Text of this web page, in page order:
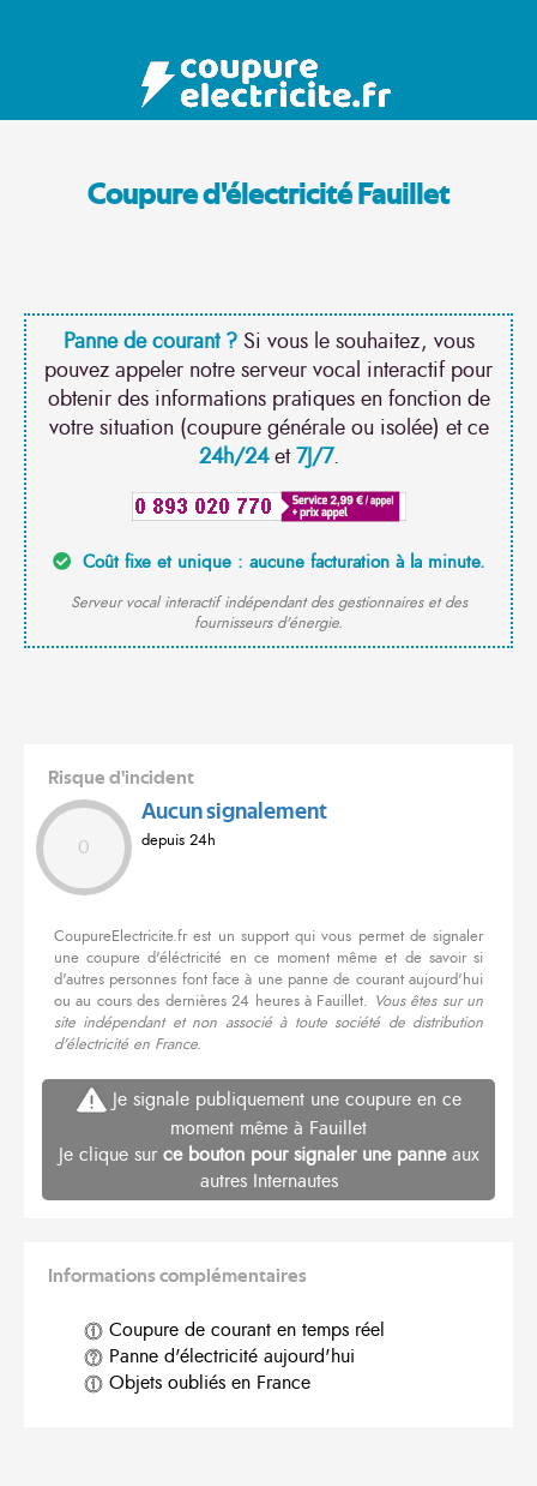
Coupure d'électricité Fauillet
Panne de courant ?Si vous le souhaitez, vous
pouvez appeler notre serveur vocal interactif pour
obtenir des informations pratiques en fonction de
votre situation (coupure générale ou isolée) et ce
24h/24et7J/7.
Coût fixe et unique : aucune facturation à la minute.
Serveur vocal interactif indépendant des gestionnaires et des
fournisseurs d'énergie.
Risque d'incident
0
Aucun signalement
depuis 24h
CoupureElectricite.fr est un support qui vous permet de signaler
une coupure d'éléctricité en ce moment même et de savoir si
d'autres personnes font face à une panne de courant aujourd'hui
ou au cours des dernières 24 heures à Fauillet. Vous êtes sur un
site indépendant et non associé à toute société de distribution
d'électricité en France.
Je signale publiquement une coupure en ce
moment même à Fauillet
Je clique sur ce bouton pour signaler une panneaux
autres Internautes
Informations complémentaires
Coupure de courant en temps réel
Panne d'électricité aujourd'hui
Objets oubliés en France